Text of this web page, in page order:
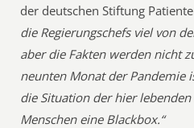
der deutschen Stiftung
die Regierungschefs viel von
aber die Fakten werden nicht
neunten Monat der Pandemie
die Situation der hier
Menschen eine Blackbox.“